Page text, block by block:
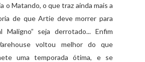
o Matando, o que traz ainda mais a
de que Artie deve morrer para
Maligno” seja derrotado... Enfim
voltou melhor do que
uma temporada ótima, e se